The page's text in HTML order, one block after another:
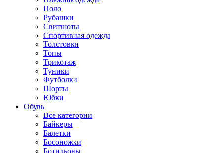
Поло
Рубашки
Свитшоты
Спортивная одежда
Толстовки
Топы
Трикотаж
Туники
Футболки
Шорты
Юбки
Обувь
Все категории
Байкеры
Балетки
Босоножки
Ботильоны